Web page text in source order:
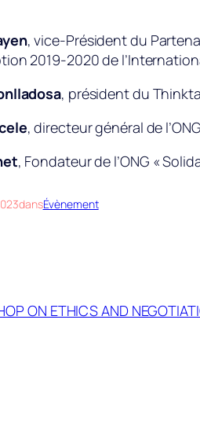
, vice-Président du
2019-2020 de
, président du
, directeur général de
, Fondateur de l’ONG «
dansÉvènement
ON ETHICS AND